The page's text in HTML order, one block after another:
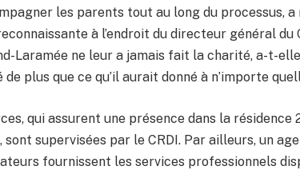
les parents tout au long du processus,
à l’endroit du directeur général du
Laramée ne leur a jamais fait la charité, a-t-
de plus que ce qu’il aurait donné à n’importe
qui assurent une présence dans la résidence
supervisées par le CRDI. Par ailleurs, un
fournissent les services professionnels